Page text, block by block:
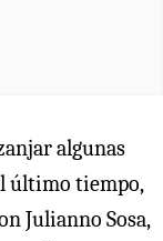
algunas
último tiempo,
Julianno Sosa,